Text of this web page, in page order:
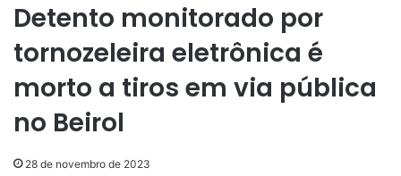
Detento monitorado por
tornozeleira eletrônica é
morto a tiros em via pública
no Beirol
28 de novembro de 2023